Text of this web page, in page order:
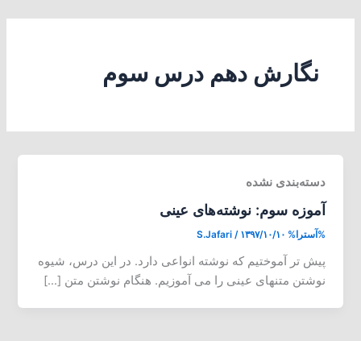
نگارش دهم درس سوم
دسته‌بندی نشده
آموزه سوم: نوشته‌های عینی
%آسترا% S.Jafari / ۱۳۹۷/۱۰/۱۰
پیش تر آموختیم که نوشته انواعی دارد. در این درس، شیوه
نوشتن متنهای عینی را می آموزیم. هنگام نوشتن متن […]